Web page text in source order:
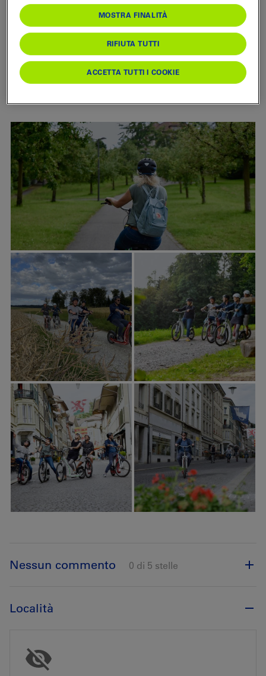
Consiglio BLS
Come arrivare
Nessun commento 0 di 5 stelle
Località
MOSTRA FINALITÀ
RIFIUTA TUTTI
ACCETTA TUTTI I COOKIE